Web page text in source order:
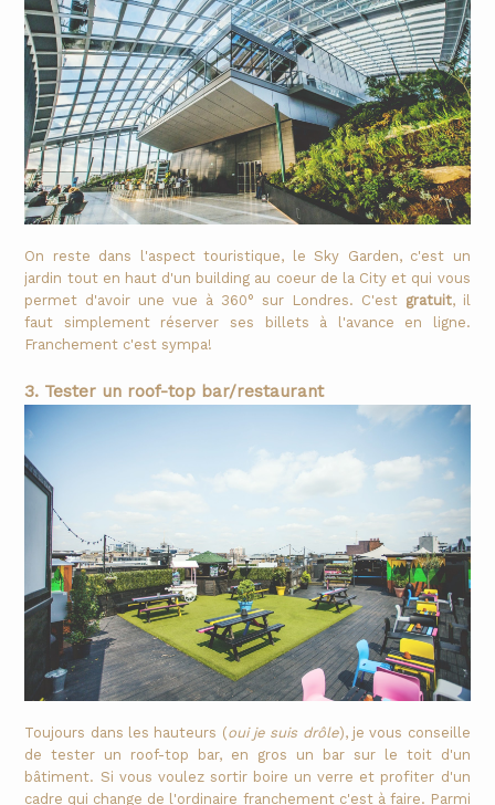
On reste dans l'aspect touristique, le Sky Garden, c'est un
jardin tout en haut d'un building au coeur de la City et qui vous
permet d'avoir une vue à 360° sur Londres. C'est gratuit, il
faut simplement réserver ses billets à l'avance en ligne.
Franchement c'est sympa!
3. Tester un roof-top bar/restaurant
Toujours dans les hauteurs (oui je suis drôle), je vous conseille
de tester un roof-top bar, en gros un bar sur le toit d'un
bâtiment. Si vous voulez sortir boire un verre et profiter d'un
cadre qui change de l'ordinaire franchement c'est à faire. Parmi